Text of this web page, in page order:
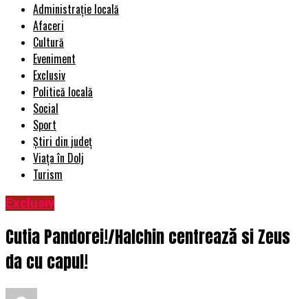
Administrație locală
Afaceri
Cultură
Eveniment
Exclusiv
Politică locală
Social
Sport
Știri din județ
Viața în Dolj
Turism
Exclusiv
Cutia Pandorei!/Halchin centrează si Zeus
da cu capul!